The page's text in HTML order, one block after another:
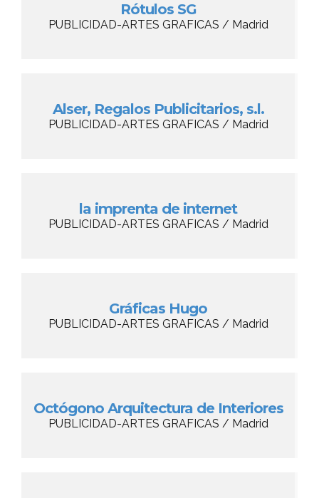
Rótulos SG
PUBLICIDAD-ARTES GRAFICAS / Madrid
Alser, Regalos Publicitarios, s.l.
PUBLICIDAD-ARTES GRAFICAS / Madrid
la imprenta de internet
PUBLICIDAD-ARTES GRAFICAS / Madrid
Gráficas Hugo
PUBLICIDAD-ARTES GRAFICAS / Madrid
Octógono Arquitectura de Interiores
PUBLICIDAD-ARTES GRAFICAS / Madrid